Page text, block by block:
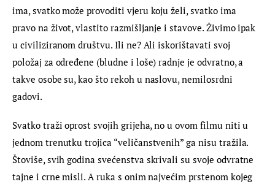
ima, svatko može provoditi vjeru koju želi, svatko ima
pravo na život, vlastito razmišljanje i stavove. Živimo ipak
u civiliziranom društvu. Ili ne? Ali iskorištavati svoj
položaj za određene (bludne i loše) radnje je odvratno, a
takve osobe su, kao što rekoh u naslovu, nemilosrdni
gadovi.
Svatko traži oprost svojih grijeha, no u ovom filmu niti u
jednom trenutku trojica “veličanstvenih” ga nisu tražila.
Štoviše, svih godina svećenstva skrivali su svoje odvratne
tajne i crne misli. A ruka s onim najvećim prstenom kojeg